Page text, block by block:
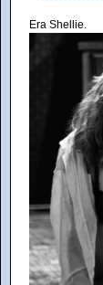
Era Shellie.